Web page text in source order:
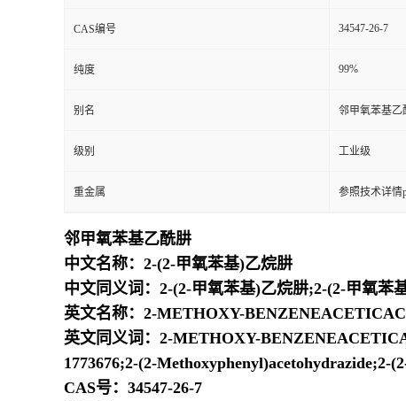
CAS编号 34547-26-7
纯度 99%
别名 邻甲氧苯基乙
级别 工业级
重金属 参照技术详情
邻甲氧苯基乙酰肼
中文名称：2-(2-甲氧苯基)乙烷肼
中文同义词：2-(2-甲氧苯基)乙烷肼;2-(2-甲氧
英文名称：2-METHOXY-
英文同义词：2-METHOXY-
1773676;2-(2-Methoxyphenyl)acetohydrazide;2-
CAS号：34547-26-7